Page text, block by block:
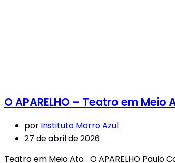
O APARELHO – Teatro em
por Instituto Morro Azul
27 de abril de 2026
Teatro em Meio Ato O APARELHO Paulo